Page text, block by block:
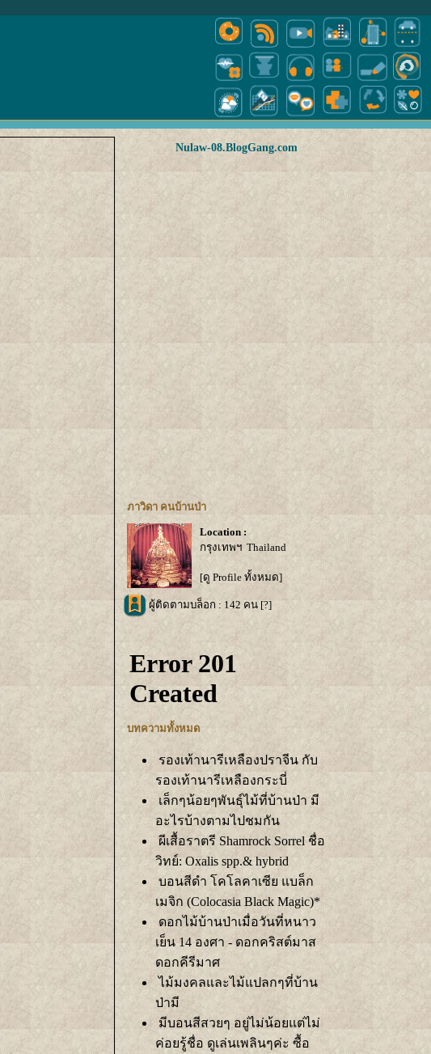
Nulaw-08.BlogGang.com
ภาวิดา คนบ้านป่า
Location :
กรุงเทพฯ Thailand
[ดู Profile ทั้งหมด]
ผู้ติดตามบล็อก : 142 คน [?]
บทความทั้งหมด
รองเท้านารีเหลืองปราจีน กับ
รองเท้านารีเหลืองกระบี่
เล็กๆน้อยๆพันธุ์ไม้ที่บ้านป่า มี
อะไรบ้างตามไปชมกัน
ผีเสื้อราตรี Shamrock Sorrel ชื่อ
วิทย์: Oxalis spp.& hybrid
บอนสีดำ โคโลคาเซีย แบล็ก
เมจิก (Colocasia Black Magic)*
ดอกไม้บ้านป่าเมื่อวันที่หนาว
เย็น 14 องศา - ดอกคริสต์มาส
ดอกคีรีมาศ
ไม้มงคลและไม้แปลกๆที่บ้าน
ป่ามี
มีบอนสีสวยๆ อยู่ไม่น้อยแต่ไม่
ค่อยรู้ชื่อ ดูเล่นเพลินๆค่ะ ซื้อ